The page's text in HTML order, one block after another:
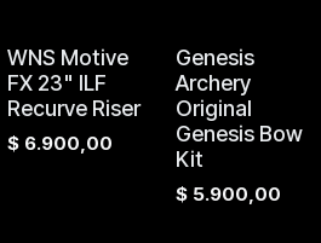
WNS Motive
FX 23" ILF
Recurve Riser
$ 6.900,00
Genesis
Archery
Original
Genesis Bow
Kit
$ 5.900,00